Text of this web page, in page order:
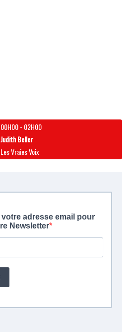
00H00- 02H00
Judith Beller
Les Vraies Voix